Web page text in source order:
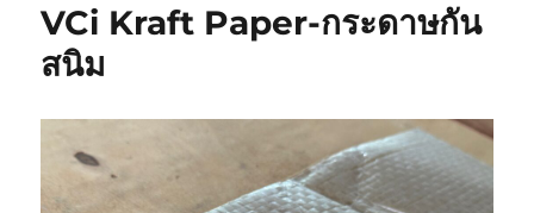
VCi Kraft Paper-กระดาษกัน
สนิม